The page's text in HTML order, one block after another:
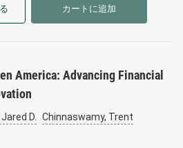
カートに追加
America: Advancing Financial
D. Chinnaswamy, Trent